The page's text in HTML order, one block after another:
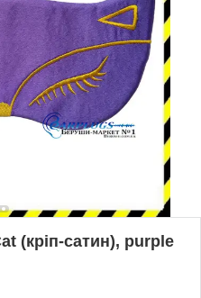
(кріп-сатин), purple